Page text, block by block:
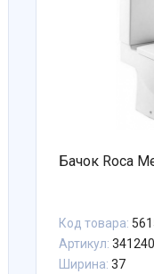
Бачок Roca
Код товара:
Артикул:
Ширина: 37